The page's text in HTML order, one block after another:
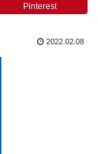
Pinterest
2022.02.08